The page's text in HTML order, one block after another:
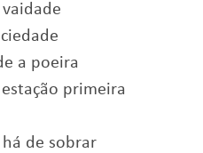
a poeira
primeira
de sobrar